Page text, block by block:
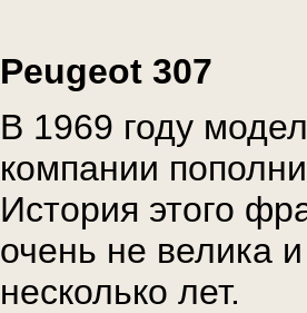
Peugeot 307
В 1969 году
компании
История этого
очень не велика
несколько лет.